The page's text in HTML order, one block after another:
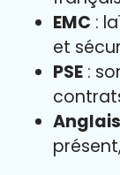
EMC :
et
PSE :
Anglais